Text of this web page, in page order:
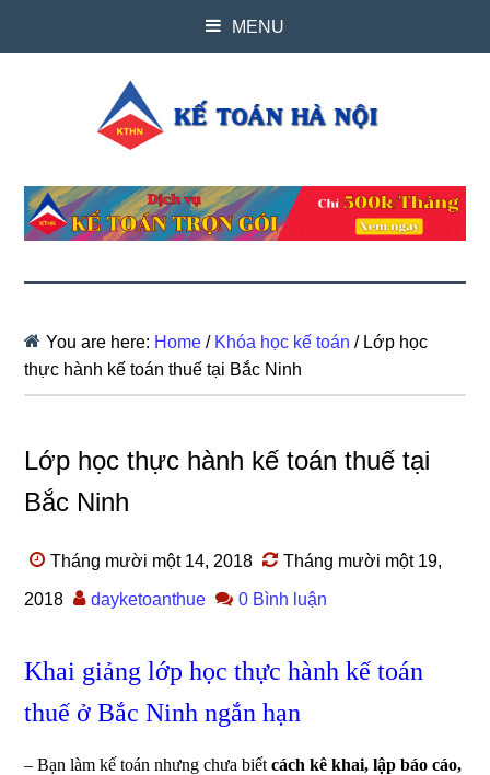
MENU
You are here: Home / Khóa học kế toán /Lớp học
thực hành kế toán thuế tại Bắc Ninh
Lớp học thực hành kế toán thuế tại
Bắc Ninh
Tháng mười một 14, 2018 Tháng mười một 19,
2018 dayketoanthue 0 Bình luận
Khai giảng lớp học thực hành kế toán
thuế ở Bắc Ninh ngắn hạn
– Bạn làm kế toán nhưng chưa biếtcách kê khai, lập báo cáo,